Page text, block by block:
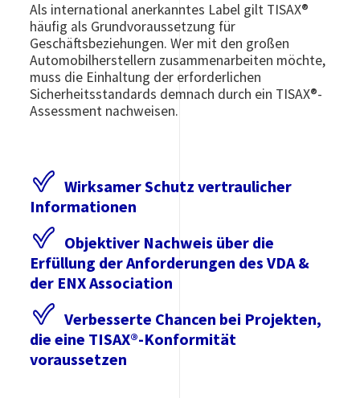
Als international anerkanntes Label gilt TISAX®
häufig als Grundvoraussetzung für
Geschäftsbeziehungen. Wer mit den großen
Automobilherstellern zusammenarbeiten möchte,
muss die Einhaltung der erforderlichen
Sicherheitsstandards demnach durch ein TISAX®-
Assessment nachweisen.
Wirksamer Schutz vertraulicher
Informationen
Objektiver Nachweis über die
Erfüllung der Anforderungen des VDA &
der ENX Association
Verbesserte Chancen bei Projekten,
die eine TISAX®-Konformität
voraussetzen